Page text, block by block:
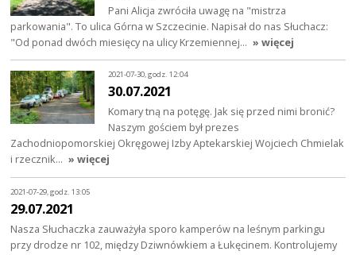
Pani Alicja zwróciła uwagę na "mistrza
parkowania". To ulica Górna w Szczecinie. Napisał do nas Słuchacz:
"Od ponad dwóch miesięcy na ulicy Krzemiennej… » więcej
2021-07-30, godz. 12:04
30.07.2021
Komary tną na potęgę. Jak się przed nimi bronić?
Naszym gościem był prezes
Zachodniopomorskiej Okręgowej Izby Aptekarskiej Wojciech Chmielak
i rzecznik… » więcej
2021-07-29, godz. 13:05
29.07.2021
Nasza Słuchaczka zauważyła sporo kamperów na leśnym parkingu
przy drodze nr 102, między Dziwnówkiem a Łukęcinem. Kontrolujemy